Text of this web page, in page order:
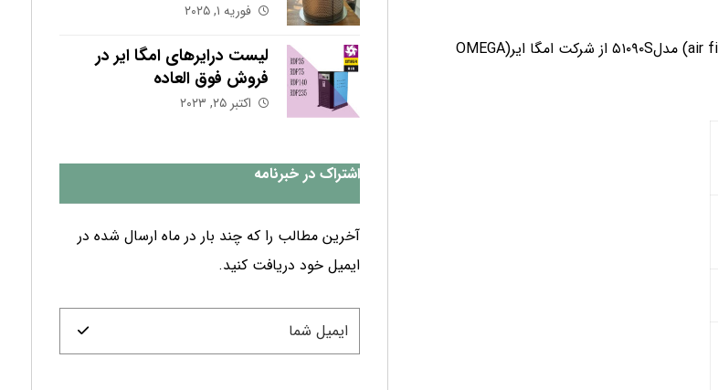
فیلتر هوا ثانویه با قابلیت جذب ذرات غبار و روغن تا ۰/۰۱ میکرون (air filter,secondary) مدل۵۱۰۹۰S از شرکت امگا ایر(OMEGA
فوریه ۱, ۲۰۲۵
لیست درایرهای امگا ایر در
فروش فوق العاده
اکتبر ۲۵, ۲۰۲۳
اشتراک در خبرنامه
آخرین مطالب را که چند بار در ماه ارسال شده در
ایمیل خود دریافت کنید.